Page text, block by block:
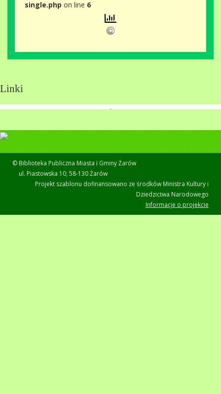
single.php on line 6
Linki
© Biblioteka Publiczna Miasta i Gminy Żarów
ul. Piastowska 10, 58-130 Żarów
Projekt szablonu dofinansowano ze środków Ministra Kultury i
Dziedzictwa Narodowego
Informacje o projekcie